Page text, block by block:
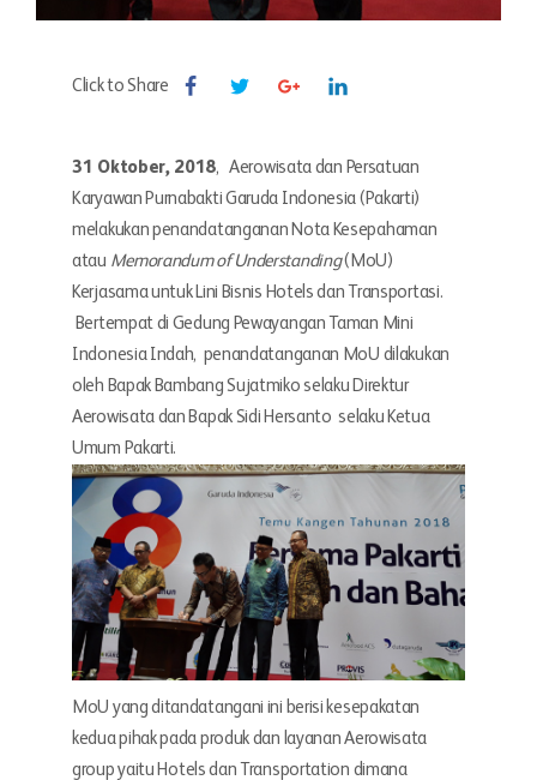
Click to Share
31 Oktober, 2018, Aerowisata dan Persatuan
Karyawan Purnabakti Garuda Indonesia (Pakarti)
melakukan penandatanganan Nota Kesepahaman
atau Memorandum of Understanding(MoU)
Kerjasama untuk Lini Bisnis Hotels dan Transportasi.
Bertempat di Gedung Pewayangan Taman Mini
Indonesia Indah, penandatanganan MoU dilakukan
oleh Bapak Bambang Sujatmiko selaku Direktur
Aerowisata dan Bapak Sidi Hersanto selaku Ketua
Umum Pakarti.
MoU yang ditandatangani ini berisi kesepakatan
kedua pihak pada produk dan layanan Aerowisata
group yaitu Hotels dan Transportation dimana